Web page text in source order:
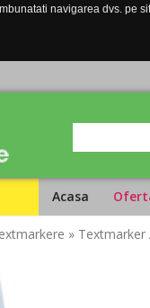
navigarea dvs. pe
Acasa
» Textmarker